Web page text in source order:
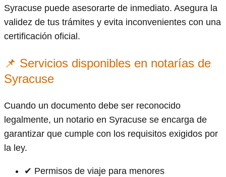
Syracuse puede asesorarte de inmediato. Asegura la
validez de tus trámites y evita inconvenientes con una
certificación oficial.
📌 Servicios disponibles en notarías de
Syracuse
Cuando un documento debe ser reconocido
legalmente, un notario en Syracuse se encarga de
garantizar que cumple con los requisitos exigidos por
la ley.
✔ Permisos de viaje para menores